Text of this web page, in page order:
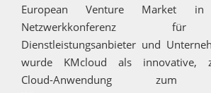
European Venture Market
Netzwerkkonferenz für
Dienstleistungsanbieter und
wurde KMcloud als innovative,
Cloud-Anwendung zum